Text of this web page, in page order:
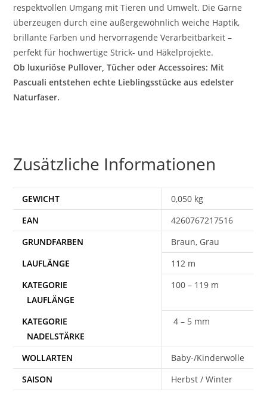
respektvollen Umgang mit Tieren und Umwelt. Die Garne
überzeugen durch eine außergewöhnlich weiche Haptik,
brillante Farben und hervorragende Verarbeitbarkeit –
perfekt für hochwertige Strick- und Häkelprojekte.
Ob luxuriöse Pullover, Tücher oder Accessoires: Mit
Pascuali entstehen echte Lieblingsstücke aus edelster
Naturfaser.
Zusätzliche Informationen
GEWICHT
0,050 kg
EAN
4260767217516
Braun, Grau
112 m
100 – 119 m
4 – 5 mm
WOLLARTEN
Baby-/Kinderwolle
SAISON
Herbst / Winter